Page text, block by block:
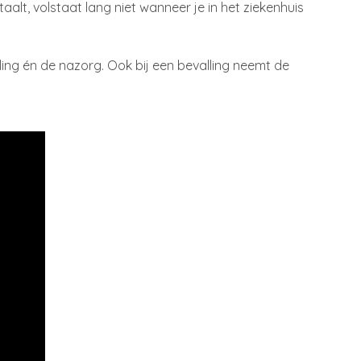
volstaat lang niet wanneer je in het ziekenhuis
én de nazorg. Ook bij een bevalling neemt de